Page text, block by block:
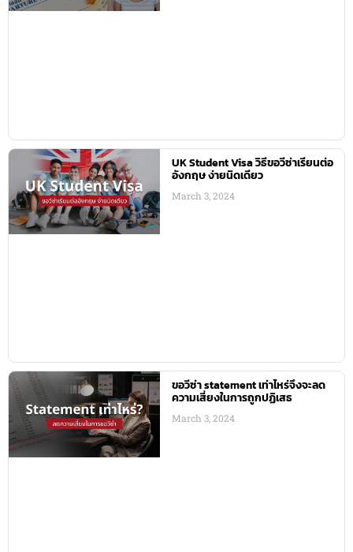
UK Student Visa วิธีขอวีซ่าเรียนต่อ
อังกฤษ ง่ายนิดเดียว
March 3, 2024
ขอวีซ่า statement เท่าไหร่จึงจะลด
ความเสี่ยงในการถูกปฏิเสธ
March 3, 2024